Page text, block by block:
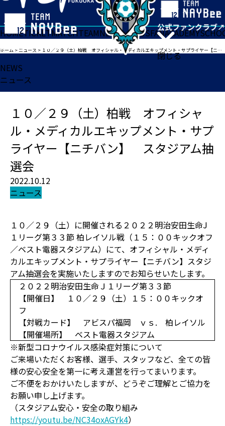
閉じる
HOMETICKETMATCHTEAMNEWSGOODSFANACADEMY
ホーム >ニュース > １０／２９（土）柏戦 オフィシャル・メディカルエキップメント・サプライヤー【ニチバン】 スタジアム抽選会
NEWS
ニュース
１０／２９（土）柏戦 オフィシャ
ル・メディカルエキップメント・サプ
ライヤー【ニチバン】 スタジアム抽
選会
2022.10.12
ニュース
１０／２９（土）に開催される２０２２明治安田生命J
１リーグ第３３節 柏レイソル戦（１５：００キックオフ
／ベスト電器スタジアム）にて、オフィシャル・メディ
カルエキップメント・サプライヤー【ニチバン】スタジ
アム抽選会を実施いたしますのでお知らせいたします。
２０２２明治安田生命Ｊ１リーグ第３３節
【開催日】 １０／２９（土）１５：００キックオ
フ
【対戦カード】 アビスパ福岡 ｖｓ. 柏レイソル
【開催場所】 ベスト電器スタジアム
※新型コロナウイルス感染症対策について
ご来場いただくお客様、選手、スタッフなど、全ての皆
様の安心安全を第一に考え運営を行ってまいります。
ご不便をおかけいたしますが、どうぞご理解とご協力を
お願い申し上げます。
（スタジアム安心・安全の取り組み
https://youtu.be/NC34oxAGYk4）